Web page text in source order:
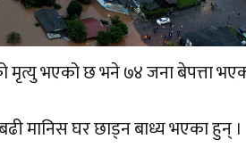
मृत्यु भएको छ भने ७४ जना बेपत्ता
मानिस घर छाड्न बाध्य भएका हुन् ।